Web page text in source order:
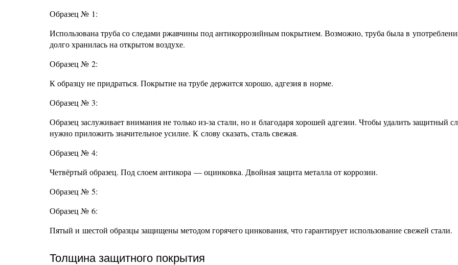
Образец № 1:
Использована труба со следами ржавчины под антикоррозийным покрытием. Возможно, труба была в
долго хранилась на открытом воздухе.
Образец № 2:
К образцу не придраться. Покрытие на трубе держится хорошо, адгезия в норме.
Образец № 3:
Образец заслуживает внимания не только из-за стали, но и благодаря хорошей адгезии. Чтобы удалить защитный
нужно приложить значительное усилие. К слову сказать, сталь свежая.
Образец № 4:
Четвёртый образец. Под слоем антикора — оцинковка. Двойная защита металла от коррозии.
Образец № 5:
Образец № 6:
Пятый и шестой образцы защищены методом горячего цинкования, что гарантирует использование свежей стали.
Толщина защитного покрытия